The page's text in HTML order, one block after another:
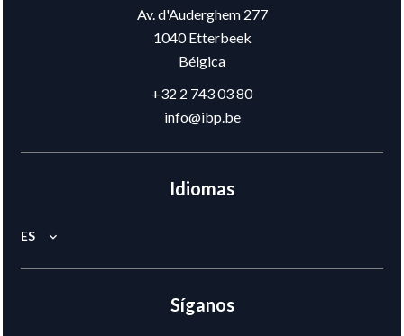
Av. d'Auderghem 277
1040Etterbeek
Bélgica
+32 2 743 03 80
info@ibp.be
Idiomas
ES
Síganos